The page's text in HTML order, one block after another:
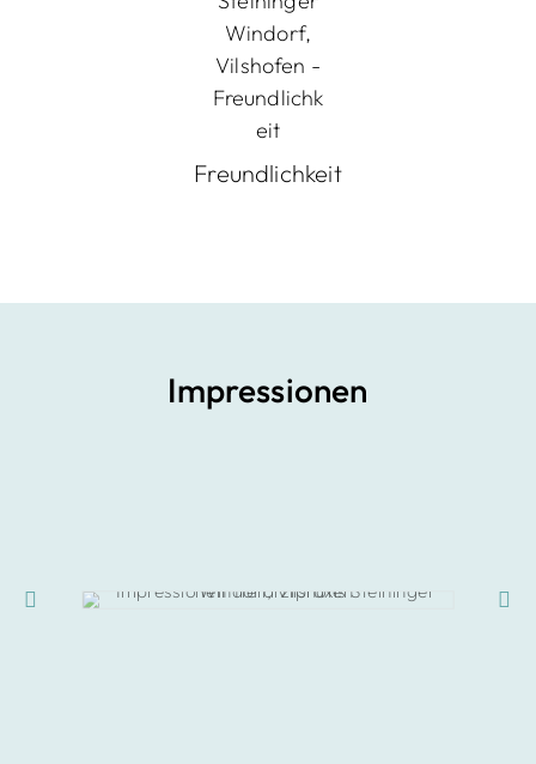
Freundlichkeit
Impressionen